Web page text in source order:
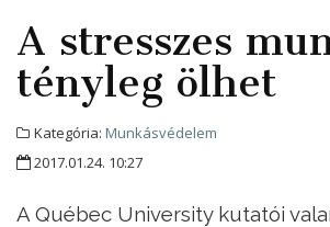
A stresszes
tényleg ölhet
Kategória: Munkásvédelem
2017.01.24. 10:27
A Québec University kutatói